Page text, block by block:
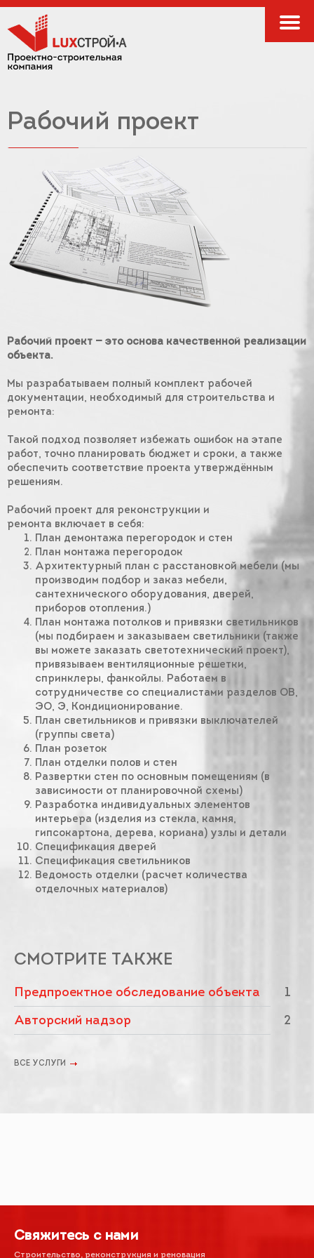
Рабочий проект
Рабочий проект — это основа качественной реализации
объекта.
Мы разрабатываем полный комплект рабочей
документации, необходимый для строительства и
ремонта:
Такой подход позволяет избежать ошибок на этапе
работ, точно планировать бюджет и сроки, а также
обеспечить соответствие проекта утверждённым
решениям.
Рабочий проект для реконструкции и
ремонта включает в себя:
План демонтажа перегородок и стен
План монтажа перегородок
Архитектурный план с расстановкой мебели (мы
производим подбор и заказ мебели,
сантехнического оборудования, дверей,
приборов отопления.)
План монтажа потолков и привязки светильников
(мы подбираем и заказываем светильники (также
вы можете заказать светотехнический проект),
привязываем вентиляционные решетки,
спринклеры, фанкойлы. Работаем в
сотрудничестве со специалистами разделов ОВ,
ЭО, Э, Кондиционирование.
План светильников и привязки выключателей
(группы света)
План розеток
План отделки полов и стен
Развертки стен по основным помещениям (в
зависимости от планировочной схемы)
Разработка индивидуальных элементов
интерьера (изделия из стекла, камня,
гипсокартона, дерева, кориана) узлы и детали
Спецификация дверей
Спецификация светильников
Ведомость отделки (расчет количества
отделочных материалов)
СМОТРИТЕ ТАКЖЕ
1
Предпроектное обследование объекта
2
Авторский надзор
ВСЕ УСЛУГИ
Свяжитесь с нами
Строительство, реконструкция и реновация